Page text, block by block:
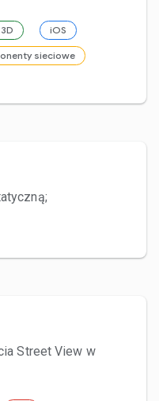
iOS
sieciowe
Street View w